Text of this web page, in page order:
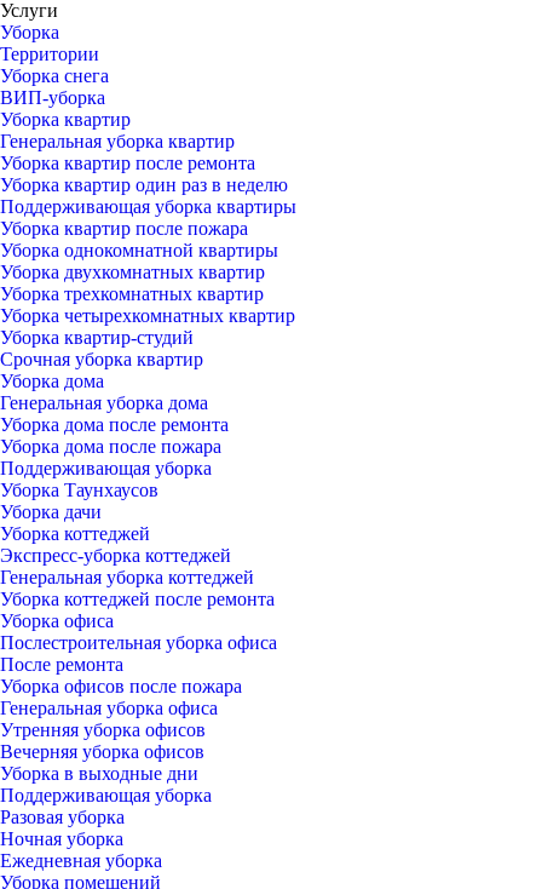
Услуги
Уборка
Территории
Уборка снега
ВИП-уборка
Уборка квартир
Генеральная уборка квартир
Уборка квартир после ремонта
Уборка квартир один раз в неделю
Поддерживающая уборка квартиры
Уборка квартир после пожара
Уборка однокомнатной квартиры
Уборка двухкомнатных квартир
Уборка трехкомнатных квартир
Уборка четырехкомнатных квартир
Уборка квартир-студий
Срочная уборка квартир
Уборка дома
Генеральная уборка дома
Уборка дома после ремонта
Уборка дома после пожара
Поддерживающая уборка
Уборка Таунхаусов
Уборка дачи
Уборка коттеджей
Экспресс-уборка коттеджей
Генеральная уборка коттеджей
Уборка коттеджей после ремонта
Уборка офиса
Послестроительная уборка офиса
После ремонта
Уборка офисов после пожара
Генеральная уборка офиса
Утренняя уборка офисов
Вечерняя уборка офисов
Уборка в выходные дни
Поддерживающая уборка
Разовая уборка
Ночная уборка
Ежедневная уборка
Уборка помещений